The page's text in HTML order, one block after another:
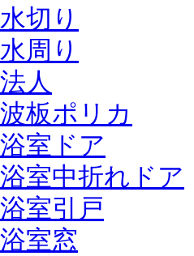
水切り
水周り
法人
波板ポリカ
浴室ドア
浴室中折れドア
浴室引戸
浴室窓